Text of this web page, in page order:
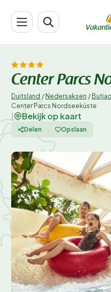
Center Parcs
Duitsland / Nedersaksen /
Center Parcs Nordseeküste
Bekijk op kaart
Delen Opslaan